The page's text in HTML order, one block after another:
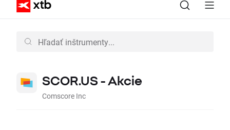
SCOR.US - Akcie
Comscore Inc